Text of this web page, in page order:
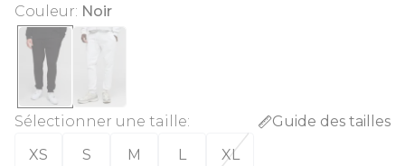
Couleur: Noir
Sélectionner une taille:
Guide des tailles
XS
S M L XL